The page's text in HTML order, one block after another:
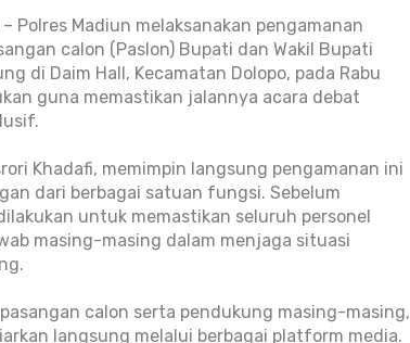
Polres Madiun melaksanakan pengamanan
calon (Paslon) Bupati dan Wakil Bupati
di Daim Hall, Kecamatan Dolopo, pada Rabu
guna memastikan jalannya acara debat
Khadafi, memimpin langsung pengamanan ini
dari berbagai satuan fungsi. Sebelum
untuk memastikan seluruh personel
masing-masing dalam menjaga situasi
calon serta pendukung masing-masing,
langsung melalui berbagai platform media.